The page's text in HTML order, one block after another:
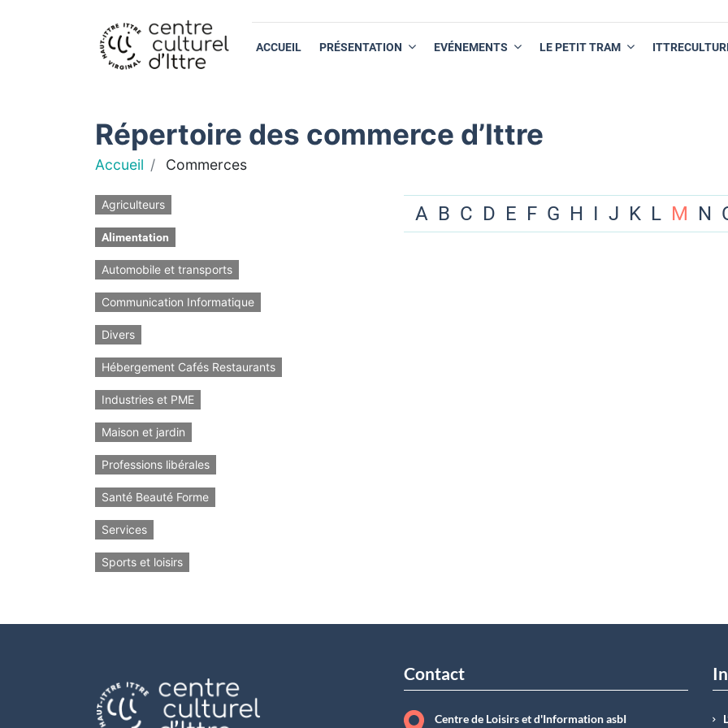
ACCUEIL PRÉSENTATION EVÉNEMENTS LE PETIT TRAM
Répertoire des commerce d’Ittre
Accueil Commerces
Agriculteurs
Alimentation
Automobile et transports
Communication Informatique
Divers
Hébergement Cafés Restaurants
Industries et PME
Maison et jardin
Professions libérales
Santé Beauté Forme
Services
Sports et loisirs
A B C D E F G H I J K L M N
Contact
Centre de Loisirs et d'Information asbI